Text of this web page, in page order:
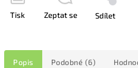
Tisk Zeptat se Sdílet
Popis Podobné (6)